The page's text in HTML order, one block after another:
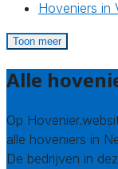
Hoveniers in
Toon meer
Alle
Op
alle hoveniers in
De bedrijven in